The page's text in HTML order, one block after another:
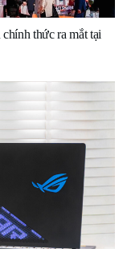
thức ra mắt tại